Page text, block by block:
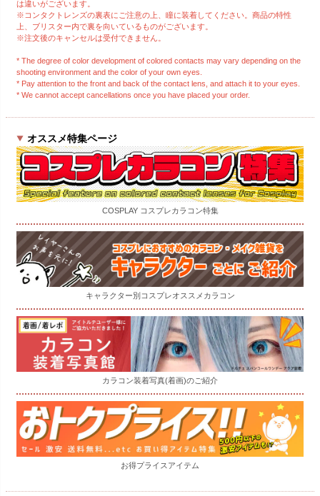
は違いがございます。
※コンタクトレンズの裏表にご注意の上、瞳に装着してください。商品の特性
上、ブリスター内で裏を向いているものがございます。
※注文後のキャンセルは受付できません。
* The degree of color development of colored contacts may vary depending on the
shooting environment and the color of your own eyes.
* Pay attention to the front and back of the contact lens, and attach it to your eyes.
* We cannot accept cancellations once you have placed your order.
オススメ特集ページ
COSPLAY コスプレカラコン特集
キャラクター別コスプレオススメカラコン
カラコン装着写真(着画)のご紹介
お得プライスアイテム